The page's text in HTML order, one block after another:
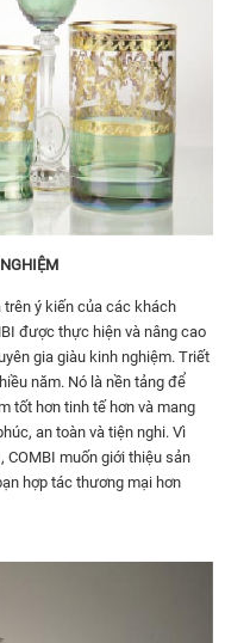
ý kiến của các khách
được thực hiện và nâng cao
gia giàu kinh nghiệm. Triết
năm. Nó là nền tảng để
tốt hơn tinh tế hơn và mang
an toàn và tiện nghi. Vì
COMBI muốn giới thiệu sản
hợp tác thương mại hơn